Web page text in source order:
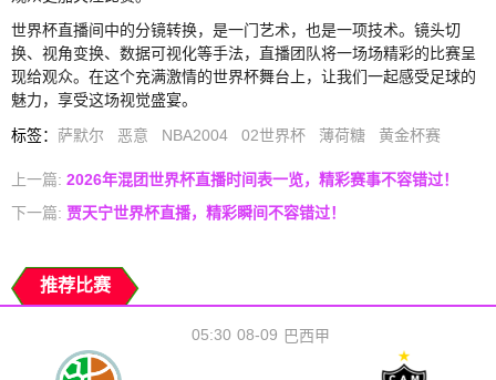
世界杯直播间中的分镜转换，是一门艺术，也是一项技术。镜头切
换、视角变换、数据可视化等手法，直播团队将一场场精彩的比赛呈
现给观众。在这个充满激情的世界杯舞台上，让我们一起感受足球的
魅力，享受这场视觉盛宴。
标签： 萨默尔 恶意 NBA2004 02世界杯 薄荷糖 黄金杯赛
上一篇: 2026年混团世界杯直播时间表一览，精彩赛事不容错过！
下一篇: 贾天宁世界杯直播，精彩瞬间不容错过！
推荐比赛
08-09
05:30 巴西甲